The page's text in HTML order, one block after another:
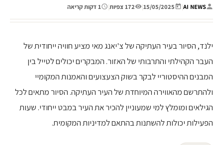
AI NEWS
|
15/05/2025
| 172 צפיות | 1 דקות קריאה
ילנד, הסיור בעיר העתיקה של צ'יאנג מאי מציע חוויה ייחודית של
העבר הקהילתי והתרבותי של האזור. המבקרים יכולים לטייל בין
המבנים ההיסטוריי לבקר בשוק הצעצועים והאמנות המקומיי
ולהתרשם מהאווירה המיוחדת של העיר העתיקה. הסיור מתאים לכל
הגילאים ומומלץ למי שמעוניין להכיר את העיר במבט ייחודי. שעות
הפעילות יכולות להשתנות בהתאם למדיניות המקומית.